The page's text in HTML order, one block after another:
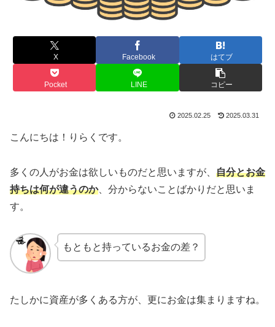
X Facebook はてブ
Pocket LINE コピー
2025.02.25 2025.03.31
こんにちは！りらくです。
多くの人がお金は欲しいものだと思いますが、 自分とお金
持ちは何が違うのか、分からないことばかりだと思いま
す。
もともと持っているお金の差？
たしかに資産が多くある方が、更にお金は集まりますね。